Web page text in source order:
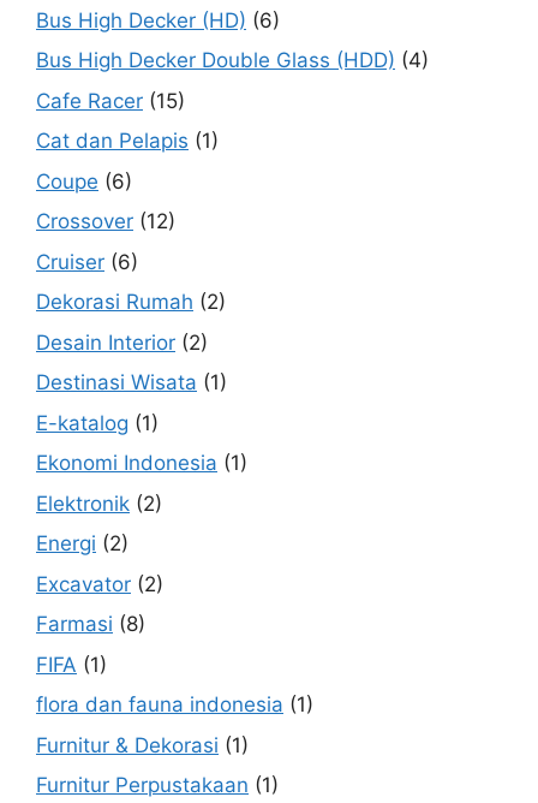
Bus High Decker (HD) (6)
Bus High Decker Double Glass (HDD) (4)
Cafe Racer (15)
Cat dan Pelapis (1)
Coupe (6)
Crossover (12)
Cruiser (6)
Dekorasi Rumah (2)
Desain Interior (2)
Destinasi Wisata (1)
E-katalog (1)
Ekonomi Indonesia (1)
Elektronik (2)
Energi (2)
Excavator (2)
Farmasi (8)
FIFA (1)
flora dan fauna indonesia (1)
Furnitur & Dekorasi (1)
Furnitur Perpustakaan (1)